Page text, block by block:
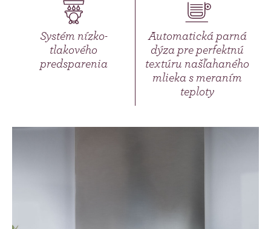
Systém nízko-
tlakového
predsparenia
Automatická parná
dýza pre perfektnú
textúru našľahaného
mlieka s meraním
teploty